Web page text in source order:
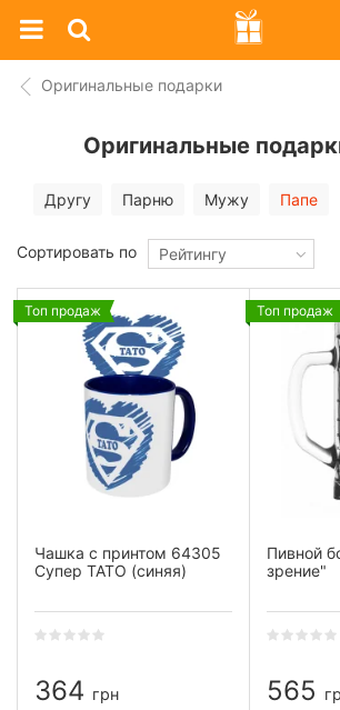
Prazdnik
Shop
Оригинальные подарки
Оригинальные
Другу Парню Мужу Папе
Сортировать по Рейтингу
Топ продаж
Чашка с принтом 64305
Супер ТАТО (синяя)
364 грн
Топ продаж
Пивной
зрение"
565